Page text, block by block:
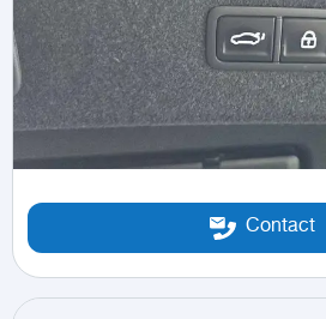
Contact